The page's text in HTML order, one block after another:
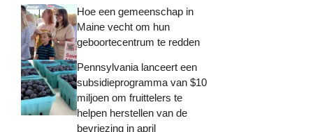
Hoe een gemeenschap in
Maine vecht om hun
geboortecentrum te redden
Pennsylvania lanceert een
subsidieprogramma van $10
miljoen om fruittelers te
helpen herstellen van de
bevriezing in april